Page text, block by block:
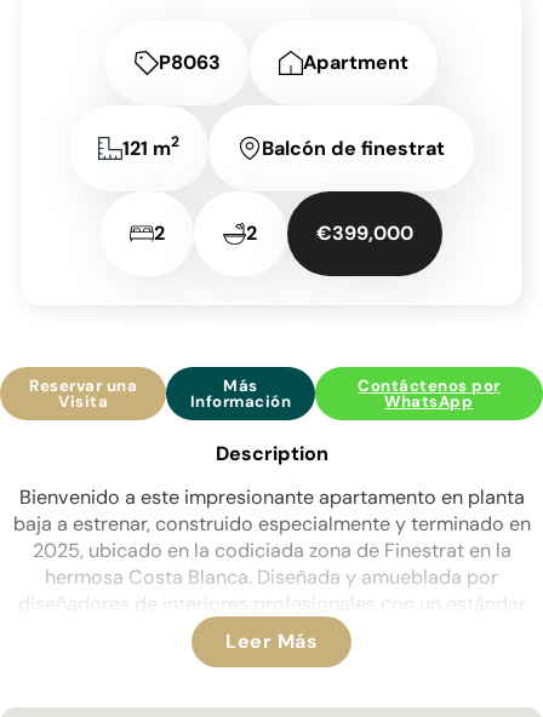
P8063 Apartment
121 m2 Balcón de finestrat
2 2 €399,000
Reservar una
Visita
Más
Información
Contáctenos por
WhatsApp
Description
Bienvenido a este impresionante apartamento en planta
baja a estrenar, construido especialmente y terminado en
2025, ubicado en la codiciada zona de Finestrat en la
hermosa Costa Blanca. Diseñada y amueblada por
diseñadores de interiores profesionales con un estándar
excepcional, esta propiedad llave en mano ofrece una vida
de lujo en su máxima expresión.
Al entrar, te recibe una amplia sala de estar de planta
Leer Más